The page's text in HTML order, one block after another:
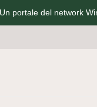
Un portale del network